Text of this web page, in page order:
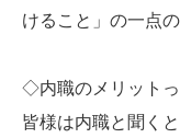
けること」の一点の
◇内職のメリット
皆様は内職と聞く